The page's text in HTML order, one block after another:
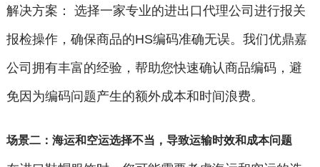
解决方案： 选择一家专业的进出口代理公司进行报关
报检操作，确保商品的HS编码准确无误。我们优鼎嘉
公司拥有丰富的经验，帮助您快速确认商品编码，避
免因为编码问题产生的额外成本和时间浪费。
场景二：海运和空运选择不当，导致运输时效和成本问题